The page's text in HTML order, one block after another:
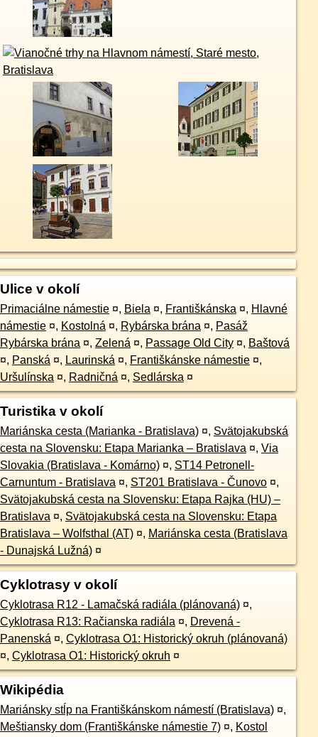
Ulice v okolí
Primaciálne námestie ¤, Biela ¤, Františkánska ¤, Hlavné
námestie ¤, Kostolná ¤, Rybárska brána ¤, Pasáž
Rybárska brána ¤, Zelená ¤, Passage Old City ¤, Baštová
¤, Panská ¤, Laurinská ¤, Františkánske námestie ¤,
Uršulínska ¤, Radničná ¤, Sedlárska ¤
Turistika v okolí
Mariánska cesta (Marianka - Bratislava) ¤, Svätojakubská
cesta na Slovensku: Etapa Marianka – Bratislava ¤, Via
Slovakia (Bratislava - Komárno) ¤, ST14 Petronell-
Carnuntum - Bratislava ¤, ST201 Bratislava - Čunovo ¤,
Svätojakubská cesta na Slovensku: Etapa Rajka (HU) –
Bratislava ¤, Svätojakubská cesta na Slovensku: Etapa
Bratislava – Wolfsthal (AT) ¤, Mariánska cesta (Bratislava
- Dunajská Lužná) ¤
Cyklotrasy v okolí
Cyklotrasa R12 - Lamačská radiála (plánovaná) ¤,
Cyklotrasa R13: Račianska radiála ¤, Drevená -
Panenská ¤, Cyklotrasa O1: Historický okruh (plánovaná)
¤, Cyklotrasa O1: Historický okruh ¤
Wikipédia
Mariánsky stĺp na Františkánskom námestí (Bratislava) ¤,
Meštiansky dom (Františkánske námestie 7) ¤, Kostol